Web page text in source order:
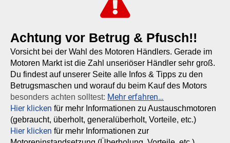
Achtung vor Betrug & Pfusch!!
Vorsicht bei der Wahl des Motoren Händlers. Gerade im
Motoren Markt ist die Zahl unseriöser Händler sehr groß.
Du findest auf unserer Seite alle Infos & Tipps zu den
Betrugsmaschen und worauf du beim Kauf des Motors
besonders achten solltest: Mehr erfahren…
Hier klicken für mehr Informationen zu Austauschmotoren
(gebraucht, überholt, generalüberholt, Vorteile, etc.)
Hier klicken für mehr Informationen zur